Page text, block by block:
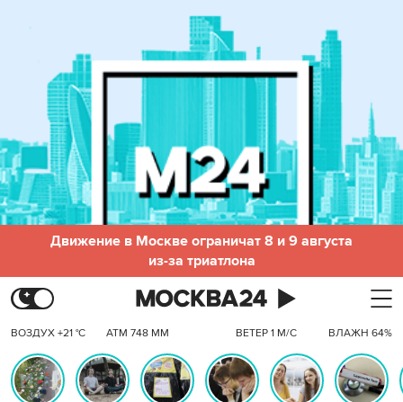
Движение в Москве ограничат 8 и 9 августа
из-за триатлона
ВОЗДУХ +21 °C АТМ 748 ММ ВЕТЕР 1 М/С ВЛАЖН 64%